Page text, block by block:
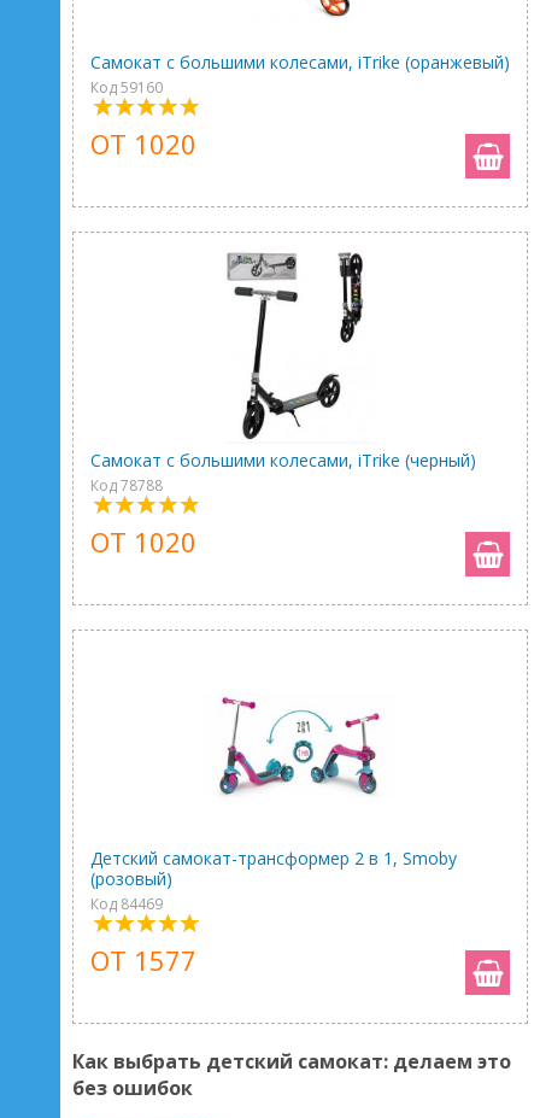
Самокат с большими колесами, iTrike (оранжевый)
Код 59160
ОТ 1020
Самокат с большими колесами, iTrike (черный)
Код 78788
ОТ 1020
Детский самокат-трансформер 2 в 1, Smoby
(розовый)
Код 84469
ОТ 1577
Как выбрать детский самокат: делаем это
без ошибок